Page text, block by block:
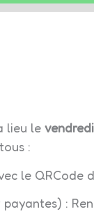
lieu le
:
le QRCode
: